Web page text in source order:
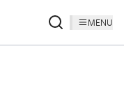
MENU